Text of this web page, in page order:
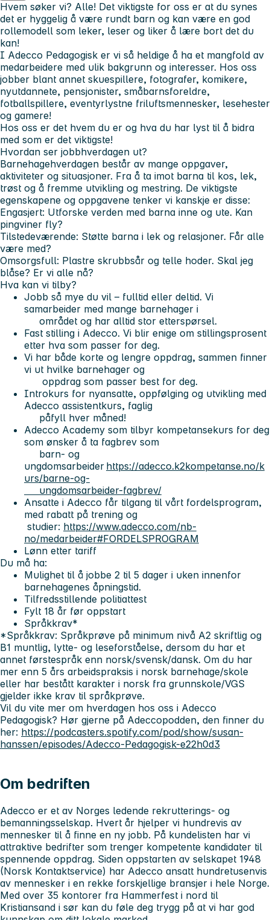
Hvem søker vi? Alle! Det viktigste for oss er at du synes
det er hyggelig å være rundt barn og kan være en god
rollemodell som leker, leser og liker å lære bort det du
kan!
I Adecco Pedagogisk er vi så heldige å ha et mangfold av
medarbeidere med ulik bakgrunn og interesser. Hos oss
jobber blant annet skuespillere, fotografer, komikere,
nyutdannete, pensjonister, småbarnsforeldre,
fotballspillere, eventyrlystne friluftsmennesker, lesehester
og gamere!
Hos oss er det hvem du er og hva du har lyst til å bidra
med som er det viktigste!
Hvordan ser jobbhverdagen ut?
Barnehagehverdagen består av mange oppgaver,
aktiviteter og situasjoner. Fra å ta imot barna til kos, lek,
trøst og å fremme utvikling og mestring. De viktigste
egenskapene og oppgavene tenker vi kanskje er disse:
Engasjert: Utforske verden med barna inne og ute. Kan
pingviner fly?
Tilstedeværende: Støtte barna i lek og relasjoner. Får alle
være med?
Omsorgsfull: Plastre skrubbsår og telle hoder. Skal jeg
blåse? Er vi alle nå?
Hva kan vi tilby?
Jobb så mye du vil – fulltid eller deltid. Vi
samarbeider med mange barnehager i
området og har alltid stor etterspørsel.
Fast stilling i Adecco. Vi blir enige om stillingsprosent
etter hva som passer for deg.
Vi har både korte og lengre oppdrag, sammen finner
vi ut hvilke barnehager og
oppdrag som passer best for deg.
Introkurs for nyansatte, oppfølging og utvikling med
Adecco assistentkurs, faglig
påfyll hver måned!
Adecco Academy som tilbyr kompetansekurs for deg
som ønsker å ta fagbrev som
barn- og
ungdomsarbeider https://adecco.k2kompetanse.no/k
urs/barne-og-
ungdomsarbeider-fagbrev/
Ansatte i Adecco får tilgang til vårt fordelsprogram,
med rabatt på trening og
studier: https://www.adecco.com/nb-
no/medarbeider#FORDELSPROGRAM
Lønn etter tariff
Du må ha:
Mulighet til å jobbe 2 til 5 dager i uken innenfor
barnehagenes åpningstid.
Tilfredsstillende politiattest
Fylt 18 år før oppstart
Språkkrav*
*Språkkrav: Språkprøve på minimum nivå A2 skriftlig og
B1 muntlig, lytte- og leseforståelse, dersom du har et
annet førstespråk enn norsk/svensk/dansk. Om du har
mer enn 5 års arbeidspraksis i norsk barnehage/skole
eller har bestått karakter i norsk fra grunnskole/VGS
gjelder ikke krav til språkprøve.
Vil du vite mer om hverdagen hos oss i Adecco
Pedagogisk? Hør gjerne på Adeccopodden, den finner du
her: https://podcasters.spotify.com/pod/show/susan-
hanssen/episodes/Adecco-Pedagogisk-e22h0d3
Om bedriften
Adecco er et av Norges ledende rekrutterings- og
bemanningsselskap. Hvert år hjelper vi hundrevis av
mennesker til å finne en ny jobb. På kundelisten har vi
attraktive bedrifter som trenger kompetente kandidater til
spennende oppdrag. Siden oppstarten av selskapet 1948
(Norsk Kontaktservice) har Adecco ansatt hundretusenvis
av mennesker i en rekke forskjellige bransjer i hele Norge.
Med over 35 kontorer fra Hammerfest i nord til
Kristiansand i sør kan du føle deg trygg på at vi har god